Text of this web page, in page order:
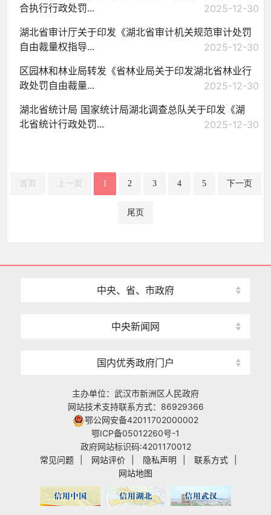
合执行行政处罚...
2025-12-30
湖北省审计厅关于印发《湖北省审计机关规范审计处罚
自由裁量权指导...
2025-12-30
区园林和林业局转发《省林业局关于印发湖北省林业行
政处罚自由裁量...
2025-12-30
湖北省统计局 国家统计局湖北调查总队关于印发《湖
北省统计行政处罚...
2025-12-30
首页 上一页 1 2 3 4 5 下一页
尾页
中央、省、市政府
中央新闻网
国内优秀政府门户
主办单位：武汉市新洲区人民政府
网站技术支持联系方式：86929366
鄂公网安备42011702000002
鄂ICP备05012260号-1
政府网站标识码:4201170012
常见问题
网站评价 隐私声明 联系方式
网站地图